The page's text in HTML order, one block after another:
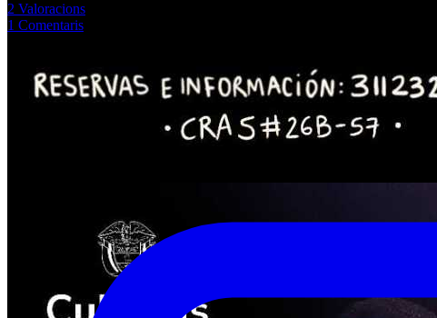
2 Valoracions
1 Comentaris